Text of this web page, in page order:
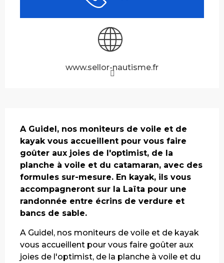
www.sellor-nautisme.fr
A Guidel, nos moniteurs de voile et de
kayak vous accueillent pour vous faire
goûter aux joies de l'optimist, de la
planche à voile et du catamaran, avec des
formules sur-mesure. En kayak, ils vous
accompagneront sur la Laïta pour une
randonnée entre écrins de verdure et
bancs de sable.
A Guidel, nos moniteurs de voile et de kayak
vous accueillent pour vous faire goûter aux
joies de l'optimist, de la planche à voile et du